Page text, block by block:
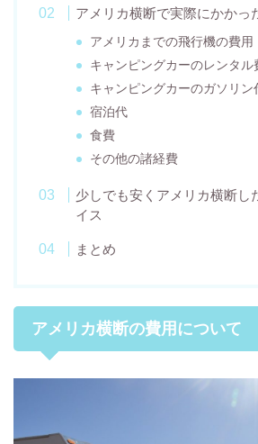
アメリカ横断で実際にかかっ
アメリカまでの飛行機の費用
キャンピングカーのレンタル
キャンピングカーのガソリン
宿泊代
食費
その他の諸経費
少しでも安くアメリカ横断し
イス
まとめ
アメリカ横断の費用について